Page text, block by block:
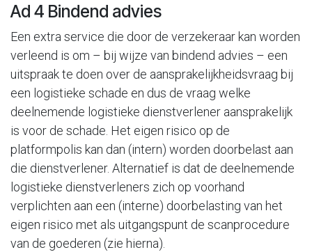
Ad 4 Bindend advies
Een extra service die door de verzekeraar kan worden
verleend is om – bij wijze van bindend advies – een
uitspraak te doen over de aansprakelijkheidsvraag bij
een logistieke schade en dus de vraag welke
deelnemende logistieke dienstverlener aansprakelijk
is voor de schade. Het eigen risico op de
platformpolis kan dan (intern) worden doorbelast aan
die dienstverlener. Alternatief is dat de deelnemende
logistieke dienstverleners zich op voorhand
verplichten aan een (interne) doorbelasting van het
eigen risico met als uitgangspunt de scanprocedure
van de goederen (zie hierna).